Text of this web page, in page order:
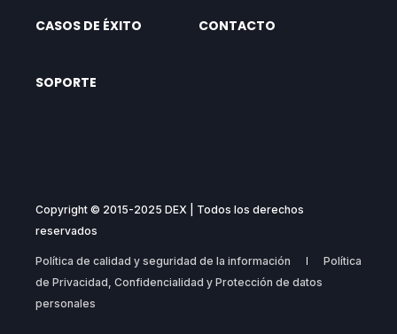
CASOS DE ÉXITO CONTACTO
SOPORTE
Copyright © 2015-2025 DEX | Todos los derechos
reservados
Política de calidad y seguridad de la información
Política
de Privacidad, Confidencialidad y Protección de datos
personales